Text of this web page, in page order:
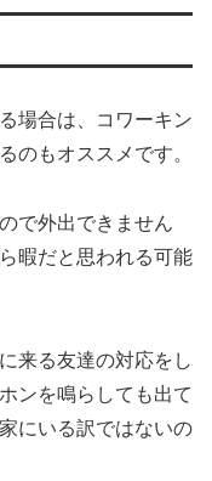
場合は、コワーキン
のもオススメです。
で外出できません
暇だと思われる可能
来る友達の対応をし
ンを鳴らしても出て
にいる訳ではないの